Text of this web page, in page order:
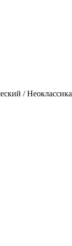
/ Неоклассика